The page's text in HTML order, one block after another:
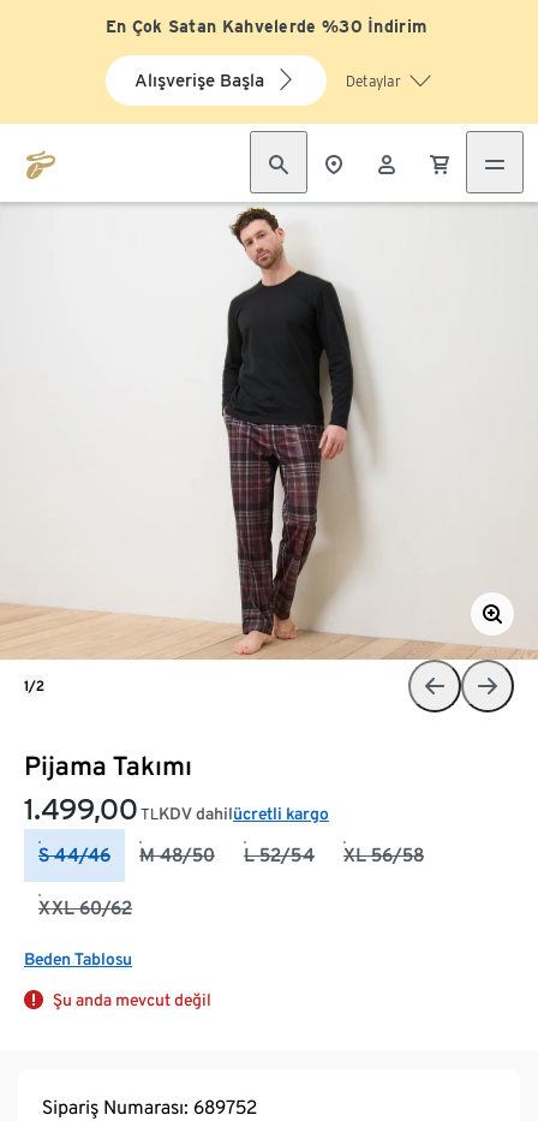
En Çok Satan Kahvelerde %30 İndirim
Alışverişe Başla Detaylar
Pijama Takımı
1.499,00 TLKDV dahilücretli kargo
S 44/46 M 48/50 L 52/54 XL 56/58
XXL 60/62
Beden Tablosu
Şu anda mevcut değil
1/2
Sipariş Numarası: 689752